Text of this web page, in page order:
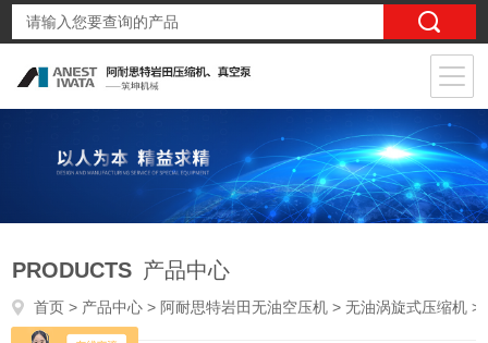
PRODUCTS 产品中心
首页 > 产品中心 > 阿耐思特岩田无油空压机 >无油涡旋式压缩机 > SLPJ-220EF 22kw日本岩田压缩机22kw静音箱型无油空压机